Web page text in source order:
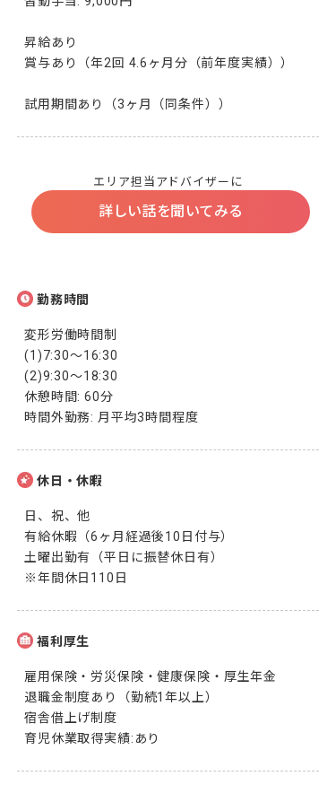
昇給あり
賞与あり（年2回 4.6ヶ月分（前年度実績））
試用期間あり（3ヶ月（同条件））
エリア担当アドバイザーに
詳しい話を聞いてみる
勤務時間
変形労働時間制
(1)7:30〜16:30
(2)9:30〜18:30
休憩時間: 60分
時間外勤務: 月平均3時間程度
休日・休暇
日、祝、他
有給休暇（6ヶ月経過後10日付与）
土曜出勤有（平日に振替休日有）
※年間休日110日
福利厚生
雇用保険・労災保険・健康保険・厚生年金
退職金制度あり（勤続1年以上）
宿舎借上げ制度
育児休業取得実績:あり